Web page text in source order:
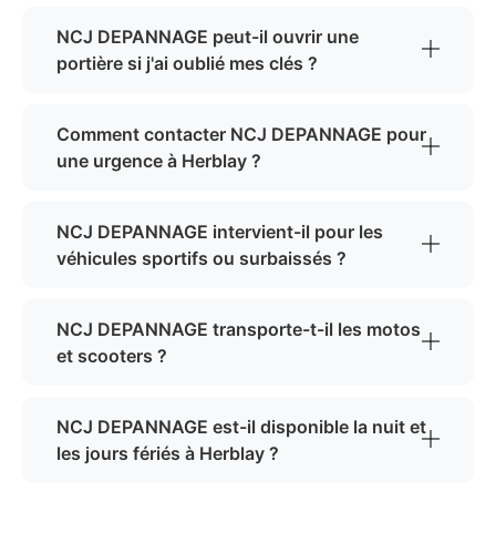
NCJ DEPANNAGE peut-il ouvrir une
portière si j'ai oublié mes clés ?
Comment contacter NCJ DEPANNAGE pour
une urgence à Herblay ?
NCJ DEPANNAGE intervient-il pour les
véhicules sportifs ou surbaissés ?
NCJ DEPANNAGE transporte-t-il les motos
et scooters ?
NCJ DEPANNAGE est-il disponible la nuit et
les jours fériés à Herblay ?